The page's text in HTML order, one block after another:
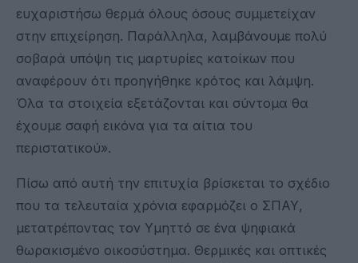
ευχαριστήσω θερμά όλους όσους συμμετείχαν
στην επιχείρηση. Παράλληλα, λαμβάνουμε πολύ
σοβαρά υπόψη τις μαρτυρίες κατοίκων που
αναφέρουν ότι προηγήθηκε κρότος και λάμψη.
Όλα τα στοιχεία εξετάζονται και σύντομα θα
έχουμε σαφή εικόνα για τα αίτια του
περιστατικού».
Πίσω από αυτή την επιτυχία βρίσκεται το σχέδιο
που τα τελευταία χρόνια εφαρμόζει ο ΣΠΑΥ,
μετατρέποντας τον Υμηττό σε ένα ψηφιακά
θωρακισμένο οικοσύστημα. Θερμικές και οπτικές